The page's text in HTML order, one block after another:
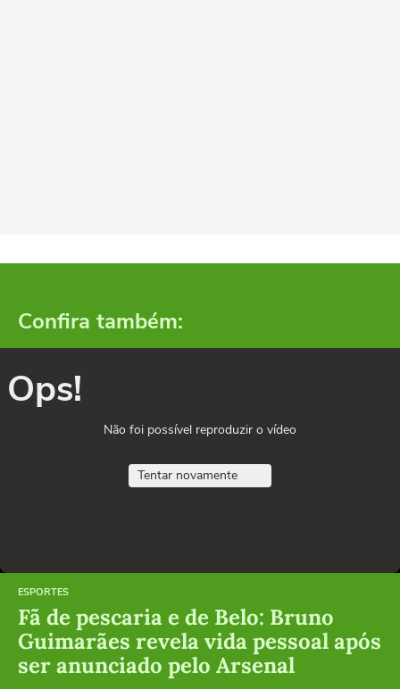
Confira também:
Ops!
Não foi possível reproduzir o vídeo
Tentar novamente
ESPORTES
Fã de pescaria e de Belo: Bruno
Guimarães revela vida pessoal após
ser anunciado pelo Arsenal